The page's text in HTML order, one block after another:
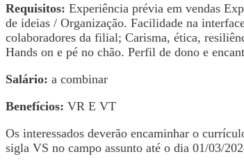
Requisitos: Experiência prévia em vendas
de ideias / Organização. Facilidade na
colaboradores da filial; Carisma, ética,
Hands on e pé no chão. Perfil de dono e
Salário: a combinar
Benefícios: VR E VT
Os interessados deverão encaminhar o
sigla VS no campo assunto até o dia 01/03/